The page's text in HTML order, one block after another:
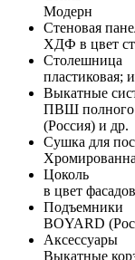
Модерн
Стеновая
ХДФ в цвет
Столешница
пластиковая;
Выкатные
ПВШ полного
(Россия) и др.
Сушка для
Цоколь
в цвет
Подъемники
BOYARD
Аксессуары
Выкатные